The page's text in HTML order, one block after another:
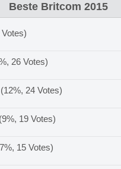
Beste Britcom 2015
26 Votes)
(12%, 24 Votes)
(9%, 19 Votes)
15 Votes)